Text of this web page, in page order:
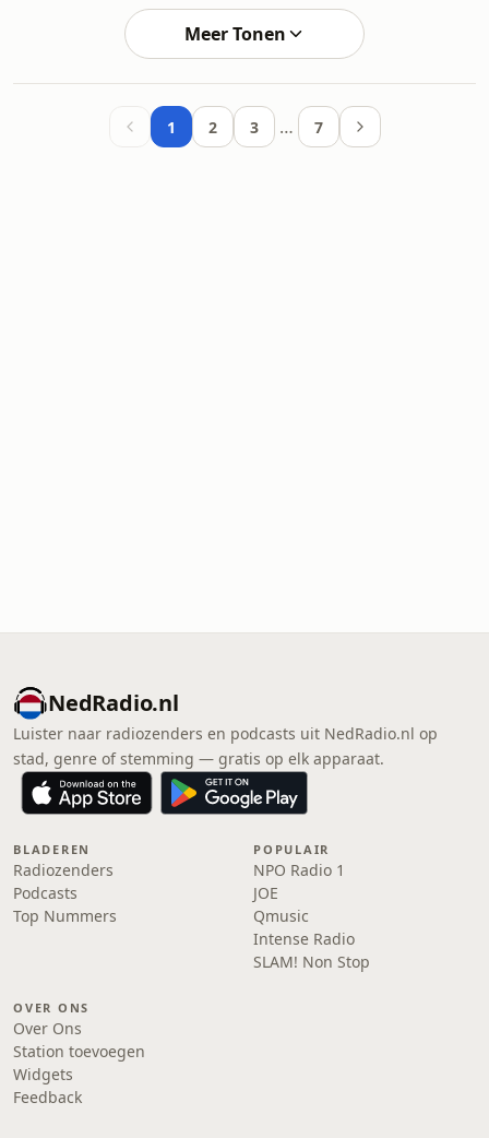
Meer Tonen
1 2 3 … 7
NedRadio.nl
Luister naar radiozenders en podcasts uit NedRadio.nl op
stad, genre of stemming — gratis op elk apparaat.
BLADEREN
Radiozenders
Podcasts
Top Nummers
POPULAIR
NPO Radio 1
JOE
Qmusic
Intense Radio
SLAM! Non Stop
OVER ONS
Over Ons
Station toevoegen
Widgets
Feedback